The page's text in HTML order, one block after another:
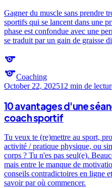
Gagner du muscle sans prendre
sportifs qui se lancent dans une
phase est confondue avec une
se traduit par un gain de graisse
sports
sportsCoaching
October 22, 202512 min de
10 avantages d'une
coach sportif
Tu veux te (re)mettre au sport,
activité / pratique physique, ou
corps ? Tu n'es pas seul(e).
mais entre le manque de
conseils contradictoires en ligne
savoir par où commencer.